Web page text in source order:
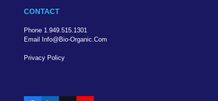
CONTACT
Phone 1.949.515.1301
Email Info@bio-Organic.com
Privacy Policy